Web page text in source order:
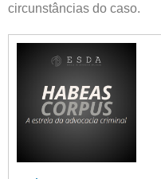
circunstâncias do caso.